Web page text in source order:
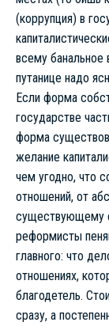
(коррупция) в
всему банальное
путанице надо
Если форма
государстве
форма
желание
чем угодно, что
отношений, от
существующему
реформисты
главного: что
отношениях,
благодетель.
сразу, а